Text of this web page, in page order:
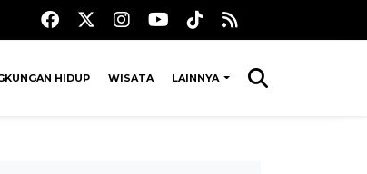
HIDUP WISATA LAINNYA